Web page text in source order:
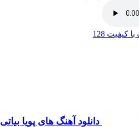
کیفیت 128
دانلود آهنگ های پویا بیاتی